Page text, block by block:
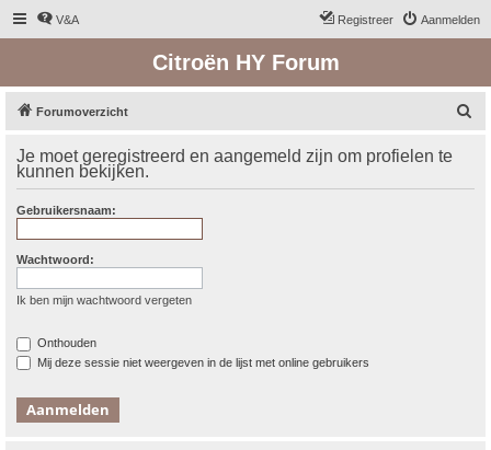
V&A Aanmelden
Registreer
Citroën HY Forum
Forumoverzicht
k
Je moet geregistreerd en aangemeld zijn om profielen te
kunnen bekijken.
Gebruikersnaam:
Wachtwoord:
Ik ben mijn wachtwoord vergeten
Onthouden
Mij deze sessie niet weergeven in de lijst met online gebruikers